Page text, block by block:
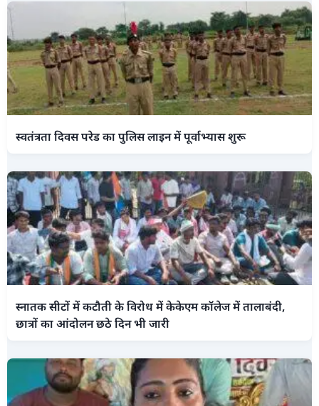
स्वतंत्रता दिवस परेड का पुलिस लाइन में पूर्वाभ्यास शुरू
स्नातक सीटों में कटौती के विरोध में केकेएम कॉलेज में तालाबंदी,
छात्रों का आंदोलन छठे दिन भी जारी